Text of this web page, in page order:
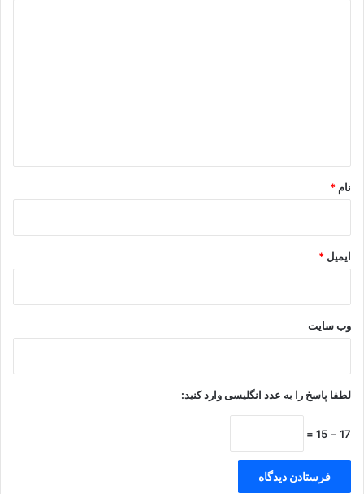
نام *
ایمیل *
وب‌ سایت
لطفا پاسخ را به عدد انگلیسی وارد کنید:
17 − 15 =